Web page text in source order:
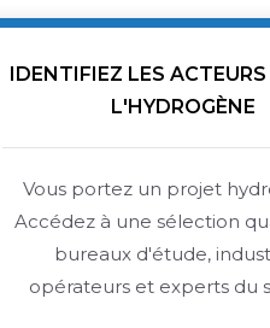
IDENTIFIEZ LES ACTEURS
L'HYDROGÈNE
Vous portez un projet
Accédez à une sélection
bureaux d'étude,
opérateurs et experts du